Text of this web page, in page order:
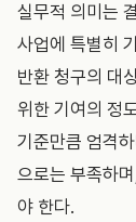
실무적 의미는
사업에 특별히
반환 청구의 대
위한 기여의 정
기준만큼 엄격
으로는 부족하
야 한다.